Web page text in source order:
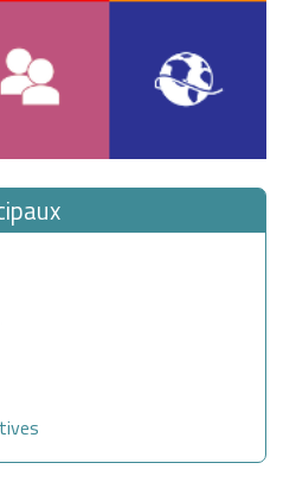
détérioration, le locataire
convenir d'appliquer une